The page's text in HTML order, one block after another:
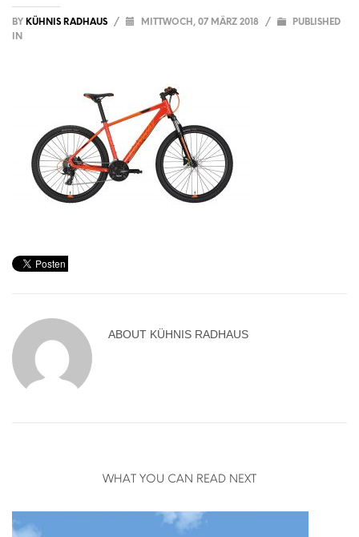
BY KÜHNIS RADHAUS / MITTWOCH, 07 MÄRZ 2018 /
PUBLISHED
IN
ABOUT KÜHNIS RADHAUS
WHAT YOU CAN READ NEXT